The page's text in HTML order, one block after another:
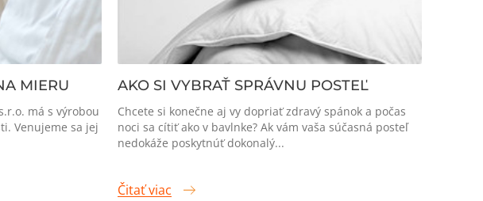
MIERU
má s výrobou
Venujeme sa jej
AKO SI VYBRAŤ SPRÁVNU POSTEĽ
Chcete si konečne aj vy dopriať zdravý spánok a počas
noci sa cítiť ako v bavlnke? Ak vám vaša súčasná posteľ
nedokáže poskytnúť dokonalý...
Čitať viac